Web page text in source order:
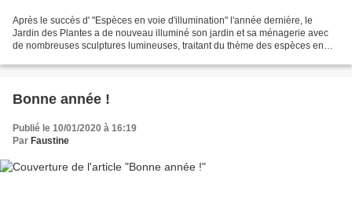
Après le succès d' "Espèces en voie d'illumination" l'année dernière, le
Jardin des Plantes a de nouveau illuminé son jardin et sa ménagerie avec
de nombreuses sculptures lumineuses, traitant du thème des espèces en
Bonne année !
Publié le 10/01/2020 à 16:19
Par Faustine